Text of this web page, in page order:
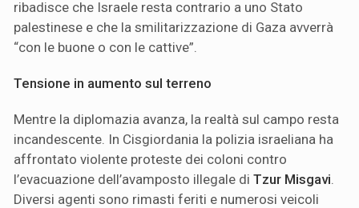
ribadisce che Israele resta contrario a uno Stato
palestinese e che la smilitarizzazione di Gaza avverrà
“con le buone o con le cattive”.
Tensione in aumento sul terreno
Mentre la diplomazia avanza, la realtà sul campo resta
incandescente. In Cisgiordania la polizia israeliana ha
affrontato violente proteste dei coloni contro
l’evacuazione dell’avamposto illegale di Tzur Misgavi
Diversi agenti sono rimasti feriti e numerosi veicoli